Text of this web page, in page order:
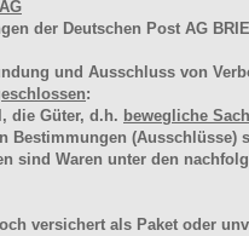
der Deutschen Post AG
und Ausschluss von
:
die Güter, d.h. bewegliche
Bestimmungen
sind Waren unter den
versichert als Paket oder